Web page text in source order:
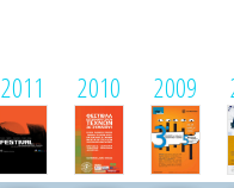
2011 2010 2009